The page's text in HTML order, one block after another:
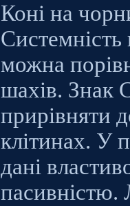
Коні на
можна
шахів. Знак
прирівняти
клітинах. У
дані